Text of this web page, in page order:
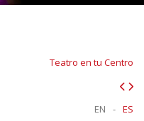
Teatro en tu Centro
ES
-
EN